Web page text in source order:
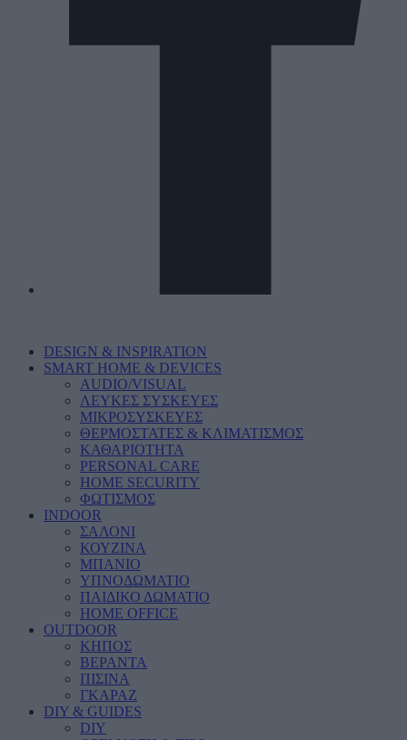
DESIGN & INSPIRATION
SMART HOME & DEVICES
AUDIO/VISUAL
ΛΕΥΚΕΣ ΣΥΣΚΕΥΕΣ
ΜΙΚΡΟΣΥΣΚΕΥΕΣ
ΘΕΡΜΟΣΤΑΤΕΣ & ΚΛΙΜΑΤΙΣΜΟΣ
ΚΑΘΑΡΙΟΤΗΤΑ
PERSONAL CARE
HOME SECURITY
ΦΩΤΙΣΜΟΣ
INDOOR
ΣΑΛΟΝΙ
ΚΟΥΖΙΝΑ
ΜΠΑΝΙΟ
ΥΠΝΟΔΩΜΑΤΙΟ
ΠΑΙΔΙΚΟ ΔΩΜΑΤΙΟ
HOME OFFICE
OUTDOOR
ΚΗΠΟΣ
ΒΕΡΑΝΤΑ
ΠΙΣΙΝΑ
ΓΚΑΡΑΖ
DIY & GUIDES
DIY